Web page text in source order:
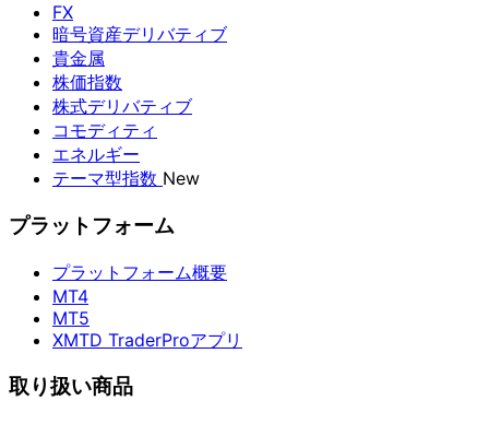
FX
暗号資産デリバティブ
貴金属
株価指数
株式デリバティブ
コモディティ
エネルギー
テーマ型指数 New
プラットフォーム
プラットフォーム概要
MT4
MT5
XMTD TraderProアプリ
取り扱い商品